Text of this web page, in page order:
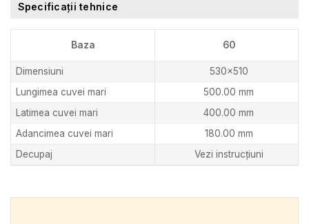
Specificații tehnice
Baza 60
Dimensiuni
530×510
Lungimea cuvei mari
500.00 mm
Latimea cuvei mari
400.00 mm
Adancimea cuvei mari
180.00 mm
Decupaj
Vezi instrucțiuni